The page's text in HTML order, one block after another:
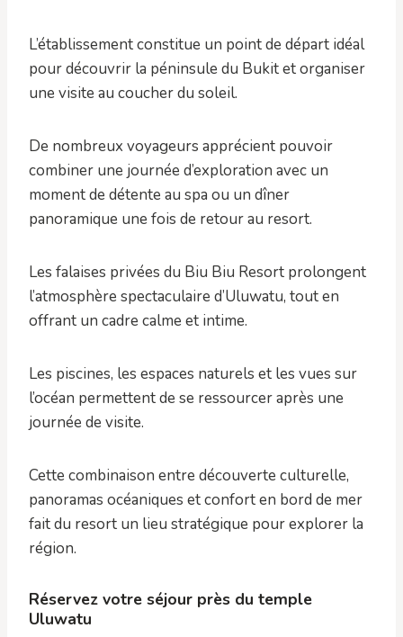
L’établissement constitue un point de départ idéal
pour découvrir la péninsule du Bukit et organiser
une visite au coucher du soleil.
De nombreux voyageurs apprécient pouvoir
combiner une journée d’exploration avec un
moment de détente au spa ou un dîner
panoramique une fois de retour au resort.
Les falaises privées du Biu Biu Resort prolongent
l’atmosphère spectaculaire d’Uluwatu, tout en
offrant un cadre calme et intime.
Les piscines, les espaces naturels et les vues sur
l’océan permettent de se ressourcer après une
journée de visite.
Cette combinaison entre découverte culturelle,
panoramas océaniques et confort en bord de mer
fait du resort un lieu stratégique pour explorer la
région.
Réservez votre séjour près du temple
Uluwatu